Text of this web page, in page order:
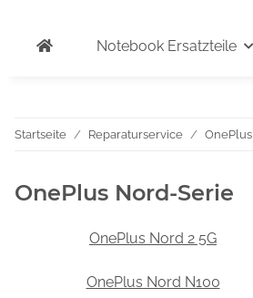
Notebook Ersatzteile
Startseite Reparaturservice OnePlus
OnePlus Nord-Serie
OnePlus Nord 2 5G
OnePlus Nord N100